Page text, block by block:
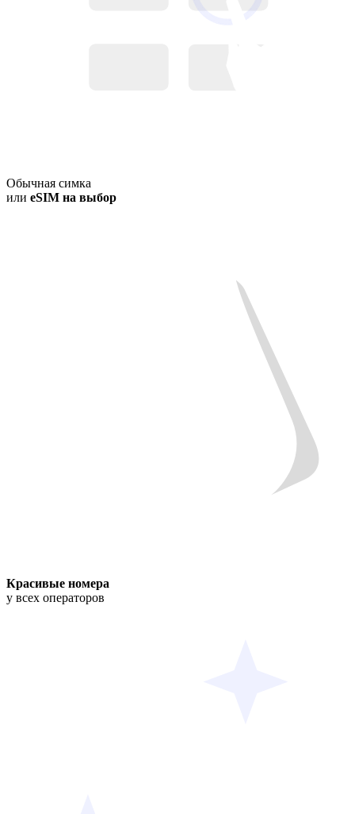
Обычная симка
или eSIM на выбор
Красивые номера
у всех операторов